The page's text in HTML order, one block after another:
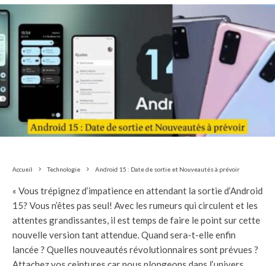
Accueil Technologie Android 15 : Date de sortie et Nouveautés à prévoir
« Vous trépignez d’impatience en attendant la sortie d’Android
15? Vous n’êtes pas seul! Avec les rumeurs qui circulent et les
attentes grandissantes, il est temps de faire le point sur cette
nouvelle version tant attendue. Quand sera-t-elle enfin
lancée ? Quelles nouveautés révolutionnaires sont prévues ?